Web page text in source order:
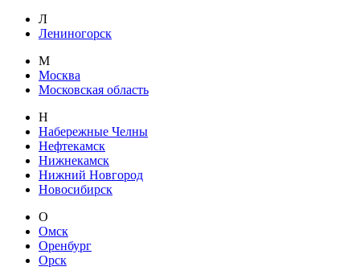
Л
Лениногорск
М
Москва
Московская область
Н
Набережные Челны
Нефтекамск
Нижнекамск
Нижний Новгород
Новосибирск
О
Омск
Оренбург
Орск